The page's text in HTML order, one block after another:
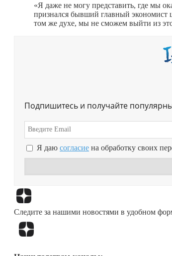
«Я даже не могу представить, где мы
признался бывший главный экономист
том же духе, мы не сможем выйти из
Подпишитесь и получайте
Я даю согласие на обработку своих
Следите за нашими новостями в удобном